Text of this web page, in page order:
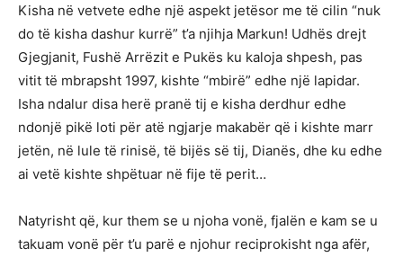
Kisha në vetvete edhe një aspekt jetësor me të cilin “nuk
do të kisha dashur kurrë” t’a njihja Markun! Udhës drejt
Gjegjanit, Fushë Arrëzit e Pukës ku kaloja shpesh, pas
vitit të mbrapsht 1997, kishte “mbirë” edhe një lapidar.
Isha ndalur disa herë pranë tij e kisha derdhur edhe
ndonjë pikë loti për atë ngjarje makabër që i kishte marr
jetën, në lule të rinisë, të bijës së tij, Dianës, dhe ku edhe
ai vetë kishte shpëtuar në fije të perit…
Natyrisht që, kur them se u njoha vonë, fjalën e kam se u
takuam vonë për t’u parë e njohur reciprokisht nga afër,